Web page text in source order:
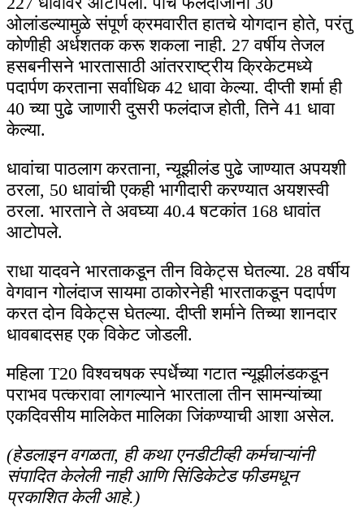
ओलांडल्यामुळे संपूर्ण क्रमवारीत हातचे योगदान होते, परंतु
कोणीही अर्धशतक करू शकला नाही. 27 वर्षीय तेजल
हसबनीसने भारतासाठी आंतरराष्ट्रीय क्रिकेटमध्ये
पदार्पण करताना सर्वाधिक 42 धावा केल्या. दीप्ती शर्मा ही
40 च्या पुढे जाणारी दुसरी फलंदाज होती, तिने 41 धावा
केल्या.
धावांचा पाठलाग करताना, न्यूझीलंड पुढे जाण्यात अपयशी
ठरला, 50 धावांची एकही भागीदारी करण्यात अयशस्वी
ठरला. भारताने ते अवघ्या 40.4 षटकांत 168 धावांत
आटोपले.
राधा यादवने भारताकडून तीन विकेट्स घेतल्या. 28 वर्षीय
वेगवान गोलंदाज सायमा ठाकोरनेही भारताकडून पदार्पण
करत दोन विकेट्स घेतल्या. दीप्ती शर्माने तिच्या शानदार
धावबादसह एक विकेट जोडली.
महिला T20 विश्वचषक स्पर्धेच्या गटात न्यूझीलंडकडून
पराभव पत्करावा लागल्याने भारताला तीन सामन्यांच्या
एकदिवसीय मालिकेत मालिका जिंकण्याची आशा असेल.
(हेडलाइन वगळता, ही कथा एनडीटीव्ही कर्मचाऱ्यांनी
संपादित केलेली नाही आणि सिंडिकेटेड फीडमधून
प्रकाशित केली आहे.)